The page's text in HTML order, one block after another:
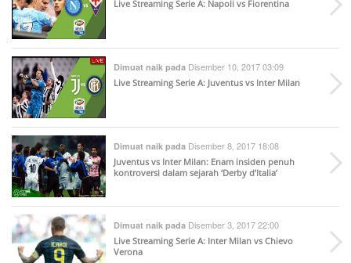
Live Streaming Serie A: Napoli vs Fiorentina
Dimuat naik pada Disember 10, 2017 03:09
Live Streaming Serie A: Juventus vs Inter Milan
Dimuat naik pada Disember 8, 2017 18:08
Juventus vs Inter Milan: Enam insiden penuh
kontroversi dalam sejarah ‘Derby d’Italia’
Dimuat naik pada Disember 3, 2017 22:00
Live Streaming Serie A: Inter Milan vs Chievo
Verona